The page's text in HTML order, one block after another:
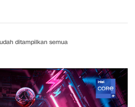
ditampilkan semua